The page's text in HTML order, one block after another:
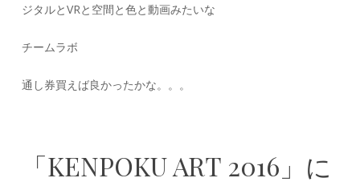
ジタルとVRと空間と色と動画みたいな
チームラボ
通し券買えば良かったかな。。。
「KENPOKU ART 2016」に